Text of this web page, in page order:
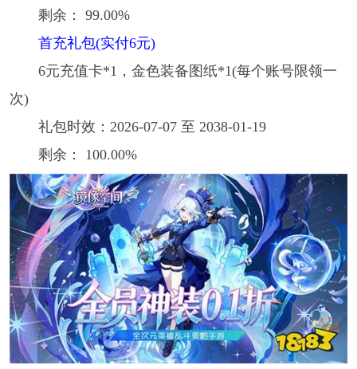
剩余： 99.00%
首充礼包(实付6元)
6元充值卡*1，金色装备图纸*1(每个账号限领一
次)
礼包时效：2026-07-07 至 2038-01-19
剩余： 100.00%